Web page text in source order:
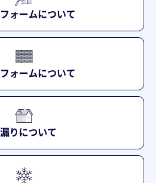
ォームについて
ォームについて
りについて